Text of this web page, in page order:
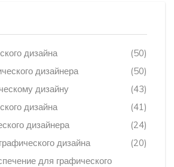
дизайна
(50)
дизайнера
(50)
дизайну
(43)
дизайна
(41)
дизайнера
(24)
дизайна
(20)
для графического